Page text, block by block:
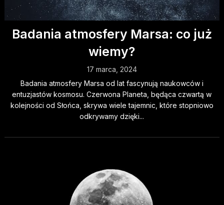
Badania atmosfery Marsa: co już
wiemy?
17 marca, 2024
Badania atmosfery Marsa od lat fascynują naukowców i
entuzjastów kosmosu. Czerwona Planeta, będąca czwartą w
kolejności od Słońca, skrywa wiele tajemnic, które stopniowo
odkrywamy dzięki...